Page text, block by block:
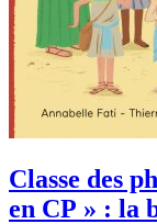
Classe des
en CP » : la